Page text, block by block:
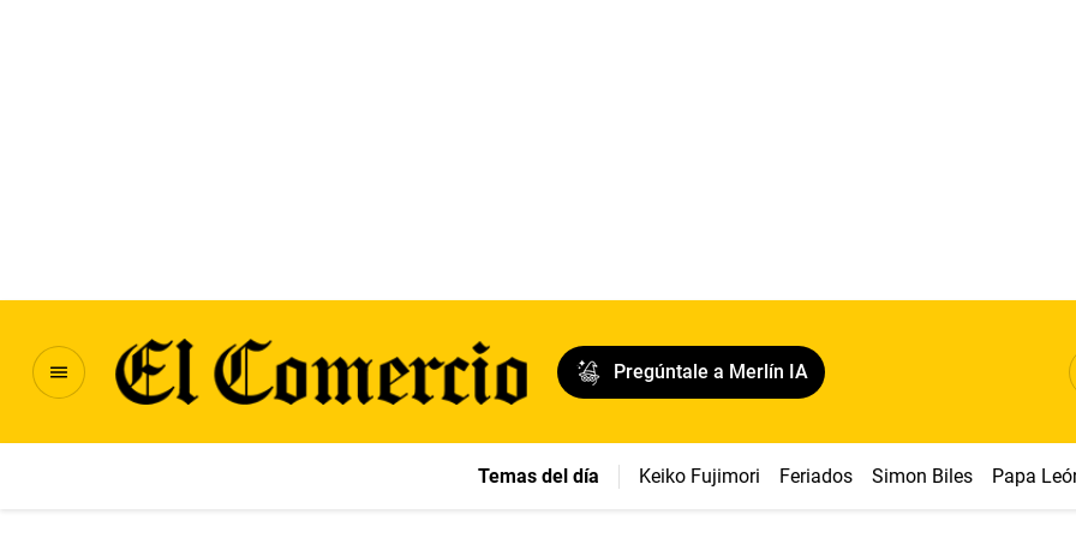
Pregúntale a Merlín IA
Temas del día Keiko Fujimori Feriados Simon Biles Papa